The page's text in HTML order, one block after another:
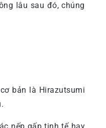
lâu sau đó, chúng
bản là Hirazutsumi